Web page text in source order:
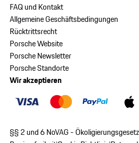
FAQ und Kontakt
Allgemeine Geschäftsbedingungen
Rücktrittsrecht
Porsche Website
Porsche Newsletter
Porsche Standorte
Wir akzeptieren
§§ 2 und 6 NoVAG - Ökoligierungsgesetz